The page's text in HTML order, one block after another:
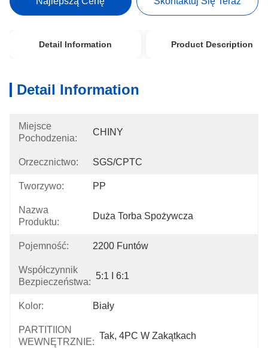
Detail Information Product Description
Detail Information
Miejsce
Pochodzenia:
CHINY
Orzecznictwo: SGS/CPTC
Tworzywo: PP
Nazwa
Produktu:
Duża Torba Spożywcza
Pojemność: 2200 Funtów
Współczynnik
Bezpieczeństwa:
5:1 I 6:1
Kolor: Biały
PARTITIION
WEWNĘTRZNIE:
Tak, 4PC W Zakątkach